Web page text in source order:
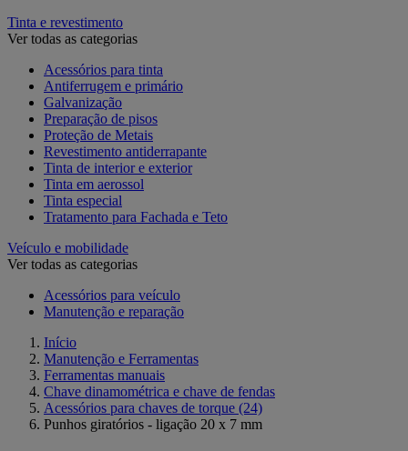
Tinta e revestimento
Ver todas as categorias
Acessórios para tinta
Antiferrugem e primário
Galvanização
Preparação de pisos
Proteção de Metais
Revestimento antiderrapante
Tinta de interior e exterior
Tinta em aerossol
Tinta especial
Tratamento para Fachada e Teto
Veículo e mobilidade
Ver todas as categorias
Acessórios para veículo
Manutenção e reparação
Início
Manutenção e Ferramentas
Ferramentas manuais
Chave dinamométrica e chave de fendas
Acessórios para chaves de torque (24)
Punhos giratórios - ligação 20 x 7 mm